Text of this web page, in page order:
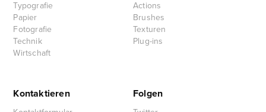
Typografie
Papier
Fotografie
Technik
Wirtschaft
Actions
Brushes
Texturen
Plug-ins
Kontaktieren Folgen